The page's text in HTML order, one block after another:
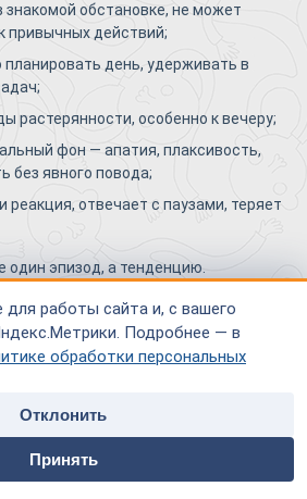
работы сайта и, с вашего
Подробнее — в
обработки персональных
Отклонить
Принять
payment contacts
знакомой обстановке, не может
привычных действий;
планировать день, удерживать в
растерянности, особенно к вечеру;
фон — апатия, плаксивость,
без явного повода;
реакция, отвечает с паузами, теряет
один эпизод, а тенденцию.
сферах одновременно — повод
отличается от
по характеру
это важно?
на первый план выходят